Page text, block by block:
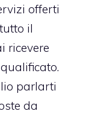
offerti
il
ricevere
parlarti
da